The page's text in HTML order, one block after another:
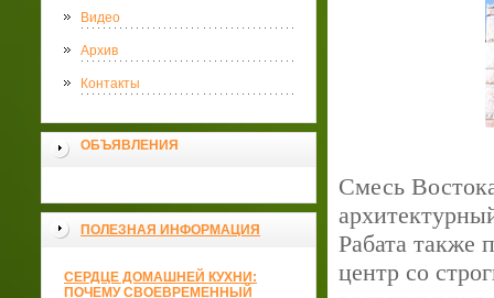
Видео
Архив
Контакты
ОБЪЯВЛЕНИЯ
ПОЛЕЗНАЯ ИНФОРМАЦИЯ
СЕРДЦЕ ДОМАШНЕЙ КУХНИ:
ПОЧЕМУ СВОЕВРЕМЕННЫЙ
Смесь
Рабата также
центр со